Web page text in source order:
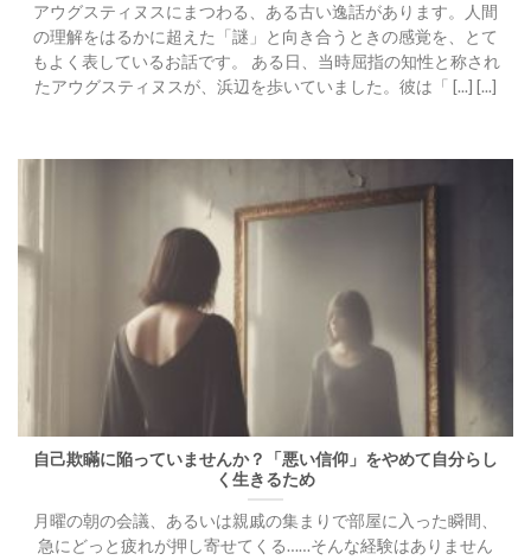
アウグスティヌスにまつわる、ある古い逸話があります。人間
の理解をはるかに超えた「謎」と向き合うときの感覚を、とて
もよく表しているお話です。 ある日、当時屈指の知性と称され
たアウグスティヌスが、浜辺を歩いていました。彼は「 [...] [...]
自己欺瞞に陥っていませんか？「悪い信仰」をやめて自分らし
く生きるため
月曜の朝の会議、あるいは親戚の集まりで部屋に入った瞬間、
急にどっと疲れが押し寄せてくる……そんな経験はありません